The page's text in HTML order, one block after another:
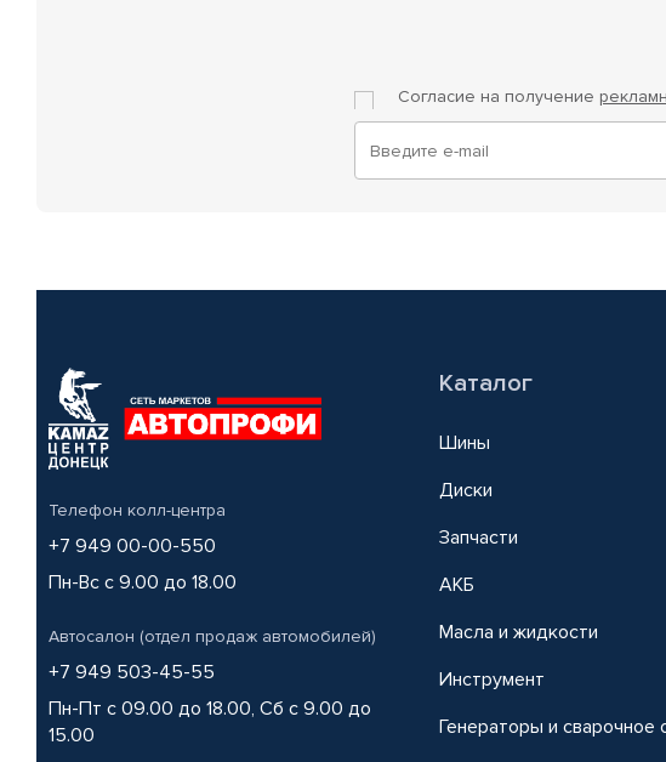
Согласие на получение
Телефон колл-центра
+7 949 00-00-550
Пн-Вс с 9.00 до 18.00
Автосалон (отдел продаж автомобилей)
+7 949 503-45-55
Пн-Пт с 09.00 до 18.00, Сб с 9.00 до
15.00
Каталог
Шины
Диски
Запчасти
АКБ
Масла и жидкости
Инструмент
Генераторы и сварочное